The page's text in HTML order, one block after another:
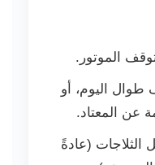
الموتور.
طوال اليوم، أو
عن المعتاد.
(عادةً